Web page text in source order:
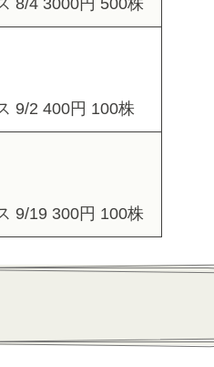
8/4 3000円 500株
9/2 400円 100株
9/19 300円 100株